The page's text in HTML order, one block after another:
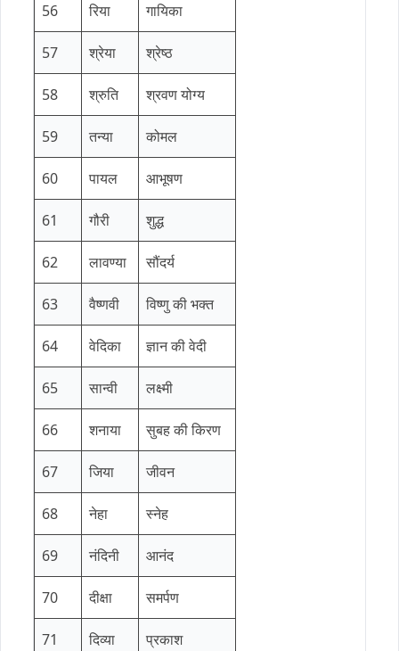
56 रिया गायिका
57 श्रेया श्रेष्ठ
58 श्रुति श्रवण योग्य
59 तन्या कोमल
60 पायल आभूषण
61 गौरी शुद्ध
62 लावण्या सौंदर्य
63 वैष्णवी विष्णु की भक्त
64 वेदिका ज्ञान की वेदी
65 सान्वी लक्ष्मी
66 शनाया सुबह की किरण
67 जिया जीवन
68 नेहा स्नेह
69 नंदिनी आनंद
70 दीक्षा समर्पण
71 दिव्या प्रकाश